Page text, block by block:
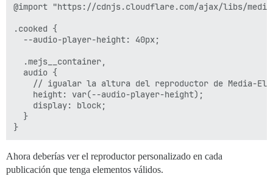
@import "https://cdnjs.cloudflare.com/ajax/libs/
.cooked {
  --audio-player-height: 40px;
  .mejs__container,
  audio {
// igualar la altura del reproductor de Media-
    height: var(--audio-player-height);
    display: block;
  }
Ahora deberías ver el reproductor personalizado en cada
publicación que tenga elementos válidos.